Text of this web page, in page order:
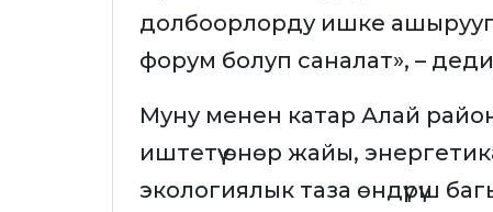
долбоорлорду ишке
форум болуп саналат», –
Муну менен катар Алай
иштетүү өнөр жайы,
экологиялык таза өндүрүш